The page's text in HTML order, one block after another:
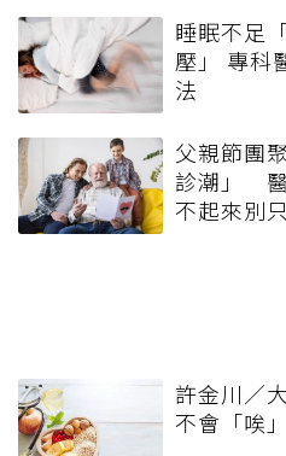
睡眠不足
壓」 專科
法
父親節團
診潮」 醫
不起來別
許金川／
不會「唉